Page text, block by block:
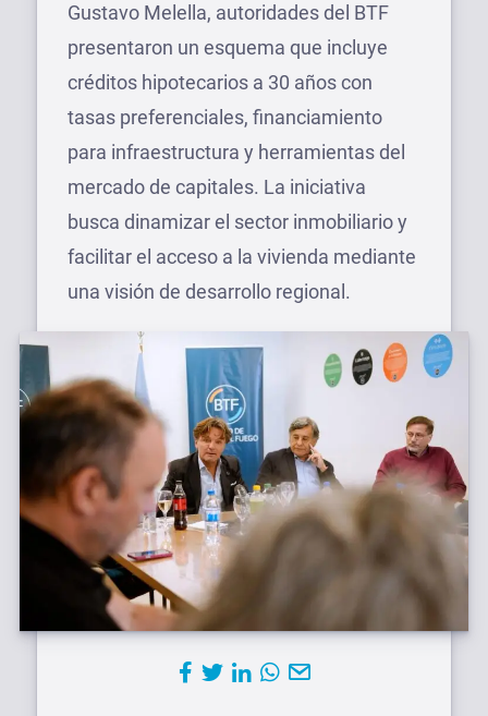
Gustavo Melella, autoridades del BTF
presentaron un esquema que incluye
créditos hipotecarios a 30 años con
tasas preferenciales, financiamiento
para infraestructura y herramientas del
mercado de capitales. La iniciativa
busca dinamizar el sector inmobiliario y
facilitar el acceso a la vivienda mediante
una visión de desarrollo regional.